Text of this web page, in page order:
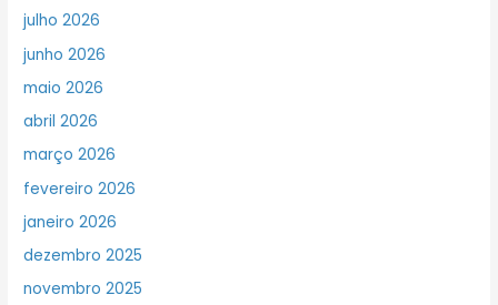
julho 2026
junho 2026
maio 2026
abril 2026
março 2026
fevereiro 2026
janeiro 2026
dezembro 2025
novembro 2025